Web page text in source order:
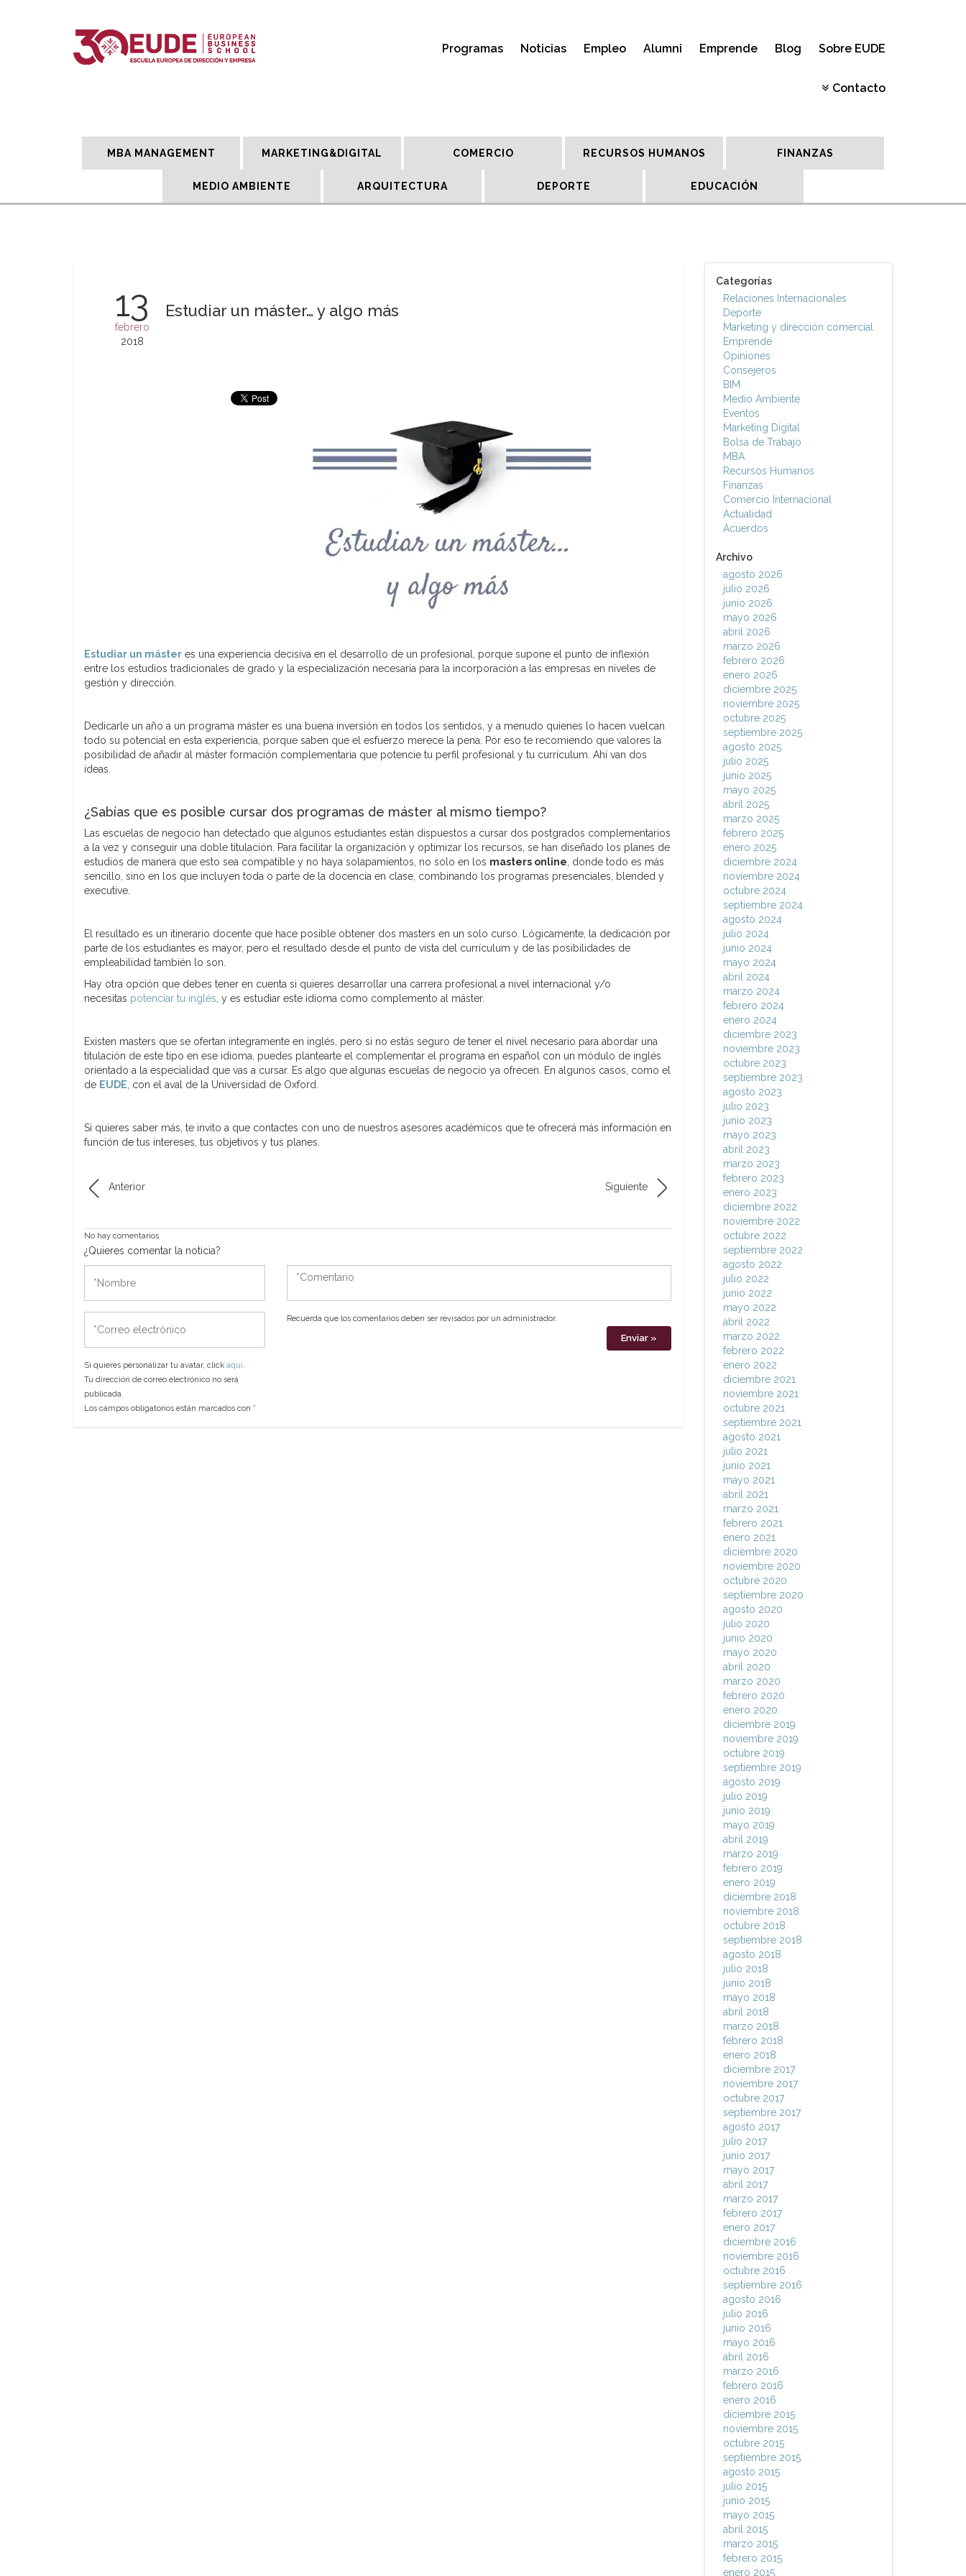
Programas Noticias Empleo Alumni Emprende Blog Sobre EUDE
Contacto
MBA MANAGEMENT MARKETING&DIGITAL COMERCIO RECURSOS HUMANOS FINANZAS
MEDIO AMBIENTE ARQUITECTURA DEPORTE EDUCACIÓN
13
febrero
2018
Estudiar un máster… y algo más
Estudiar un máster es una experiencia decisiva en el desarrollo de un profesional, porque supone el punto de inflexión
entre los estudios tradicionales de grado y la especialización necesaria para la incorporación a las empresas en niveles de
gestión y dirección.
Dedicarle un año a un programa máster es una buena inversión en todos los sentidos, y a menudo quienes lo hacen vuelcan
todo su potencial en esta experiencia, porque saben que el esfuerzo merece la pena. Por eso te recomiendo que valores la
posibilidad de añadir al máster formación complementaria que potencie tu perfil profesional y tu currículum. Ahí van dos
ideas.
¿Sabías que es posible cursar dos programas de máster al mismo tiempo?
Las escuelas de negocio han detectado que algunos estudiantes están dispuestos a cursar dos postgrados complementarios
a la vez y conseguir una doble titulación. Para facilitar la organización y optimizar los recursos, se han diseñado los planes de
estudios de manera que esto sea compatible y no haya solapamientos, no solo en los masters online , donde todo es más
sencillo, sino en los que incluyen toda o parte de la docencia en clase, combinando los programas presenciales, blended y
executive.
El resultado es un itinerario docente que hace posible obtener dos masters en un solo curso. Lógicamente, la dedicación por
parte de los estudiantes es mayor, pero el resultado desde el punto de vista del currículum y de las posibilidades de
empleabilidad también lo son.
Hay otra opción que debes tener en cuenta si quieres desarrollar una carrera profesional a nivel internacional y/o
necesitas potenciar tu inglés , y es estudiar este idioma como complemento al máster.
Existen masters que se ofertan íntegramente en inglés, pero si no estás seguro de tener el nivel necesario para abordar una
titulación de este tipo en ese idioma, puedes plantearte el complementar el programa en español con un módulo de inglés
orientado a la especialidad que vas a cursar. Es algo que algunas escuelas de negocio ya ofrecen. En algunos casos, como el
de EUDE , con el aval de la Universidad de Oxford.
Si quieres saber más, te invito a que contactes con uno de nuestros asesores académicos que te ofrecerá más información en
función de tus intereses, tus objetivos y tus planes.
Anterior Siguiente
No hay comentarios
¿Quieres comentar la noticia?
electrónico
Si quieres personalizar tu avatar, click aquí.
Tu dirección de correo electrónico no será
publicada.
Los campos obligatorios están marcados con *
*Comentario
Recuerda que los comentarios deben ser revisados por un administrador.
Categorías
Relaciones Internacionales
Deporte
Marketing y dirección comercial
Emprende
Opiniones
Consejeros
BIM
Medio Ambiente
Eventos
Marketing Digital
Bolsa de Trabajo
MBA
Recursos Humanos
Finanzas
Comercio Internacional
Actualidad
Acuerdos
Archivo
agosto 2026
julio 2026
junio 2026
mayo 2026
abril 2026
marzo 2026
febrero 2026
enero 2026
diciembre 2025
noviembre 2025
octubre 2025
septiembre 2025
agosto 2025
julio 2025
junio 2025
mayo 2025
abril 2025
marzo 2025
febrero 2025
enero 2025
diciembre 2024
noviembre 2024
octubre 2024
septiembre 2024
agosto 2024
julio 2024
junio 2024
mayo 2024
abril 2024
marzo 2024
febrero 2024
enero 2024
diciembre 2023
noviembre 2023
octubre 2023
septiembre 2023
agosto 2023
julio 2023
junio 2023
mayo 2023
abril 2023
marzo 2023
febrero 2023
enero 2023
diciembre 2022
noviembre 2022
octubre 2022
septiembre 2022
agosto 2022
julio 2022
junio 2022
mayo 2022
abril 2022
marzo 2022
febrero 2022
enero 2022
diciembre 2021
noviembre 2021
octubre 2021
septiembre 2021
agosto 2021
julio 2021
junio 2021
mayo 2021
abril 2021
marzo 2021
febrero 2021
enero 2021
diciembre 2020
noviembre 2020
octubre 2020
septiembre 2020
agosto 2020
julio 2020
junio 2020
mayo 2020
abril 2020
marzo 2020
febrero 2020
enero 2020
diciembre 2019
noviembre 2019
octubre 2019
septiembre 2019
agosto 2019
julio 2019
junio 2019
mayo 2019
abril 2019
marzo 2019
febrero 2019
enero 2019
diciembre 2018
noviembre 2018
octubre 2018
septiembre 2018
agosto 2018
julio 2018
junio 2018
mayo 2018
abril 2018
marzo 2018
febrero 2018
enero 2018
diciembre 2017
noviembre 2017
octubre 2017
septiembre 2017
agosto 2017
julio 2017
junio 2017
mayo 2017
abril 2017
marzo 2017
febrero 2017
enero 2017
diciembre 2016
noviembre 2016
octubre 2016
septiembre 2016
agosto 2016
julio 2016
junio 2016
mayo 2016
abril 2016
marzo 2016
febrero 2016
enero 2016
diciembre 2015
noviembre 2015
octubre 2015
septiembre 2015
agosto 2015
julio 2015
junio 2015
mayo 2015
abril 2015
marzo 2015
febrero 2015
enero 2015